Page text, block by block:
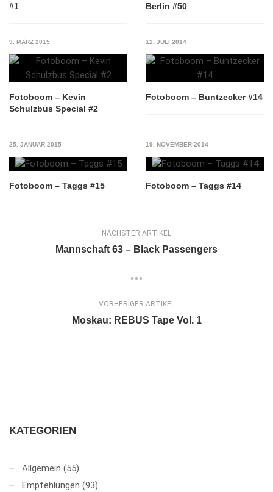
#1
Berlin #50
9. MÄRZ 2015
Fotoboom – Kevin
Schulzbus Special #2
12. JULI 2014
Fotoboom – Buntzecker #14
25. JANUAR 2015
Fotoboom – Taggs #15
19. NOVEMBER 2014
Fotoboom – Taggs #14
NÄCHSTER ARTIKEL
Mannschaft 63 – Black Passengers
VORHERIGER ARTIKEL
Moskau: REBUS Tape Vol. 1
KATEGORIEN
Allgemein (55)
Empfehlungen (93)